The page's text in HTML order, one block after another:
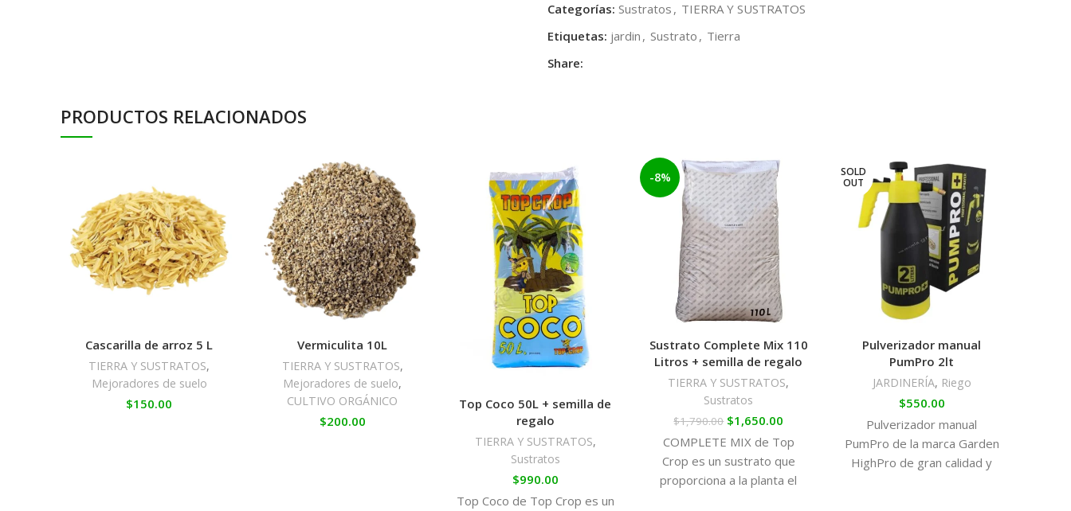
Categorías: Sustratos , TIERRA Y SUSTRATOS
Etiquetas: jardin , Sustrato , Tierra
Share:
PRODUCTOS RELACIONADOS
Cascarilla de arroz 5 L
TIERRA Y SUSTRATOS,
Mejoradores de suelo
$150.00
Vermiculita 10L
TIERRA Y SUSTRATOS,
Mejoradores de suelo,
CULTIVO ORGÁNICO
$200.00
Top Coco 50L + semilla de
regalo
TIERRA Y SUSTRATOS,
Sustratos
$990.00
Top Coco de Top Crop es un
-8%
Sustrato Complete Mix 110
Litros + semilla de regalo
TIERRA Y SUSTRATOS,
Sustratos
$1,790.00 $1,650.00
COMPLETE MIX de Top
Crop es un sustrato que
proporciona a la planta el
SOLD
OUT
Pulverizador manual
PumPro 2lt
JARDINERÍA, Riego
$550.00
Pulverizador manual
PumPro de la marca Garden
HighPro de gran calidad y